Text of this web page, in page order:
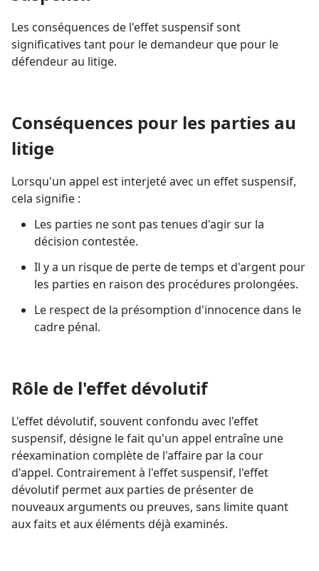
Les conséquences de l'effet suspensif sont
significatives tant pour le demandeur que pour le
défendeur au litige.
Conséquences pour les parties au
litige
Lorsqu'un appel est interjeté avec un effet suspensif,
cela signifie :
Les parties ne sont pas tenues d'agir sur la
décision contestée.
Il y a un risque de perte de temps et d'argent pour
les parties en raison des procédures prolongées.
Le respect de la présomption d'innocence dans le
cadre pénal.
Rôle de l'effet dévolutif
L'effet dévolutif, souvent confondu avec l'effet
suspensif, désigne le fait qu'un appel entraîne une
réexamination complète de l'affaire par la cour
d'appel. Contrairement à l'effet suspensif, l'effet
dévolutif permet aux parties de présenter de
nouveaux arguments ou preuves, sans limite quant
aux faits et aux éléments déjà examinés.